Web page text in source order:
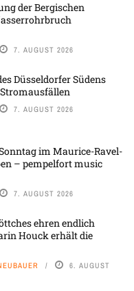
der Bergischen
7. AUGUST 2026
Düsseldorfer Südens
7. AUGUST 2026
im Maurice-Ravel-
– pempelfort music
7. AUGUST 2026
ehren endlich
Houck erhält die
6. AUGUST